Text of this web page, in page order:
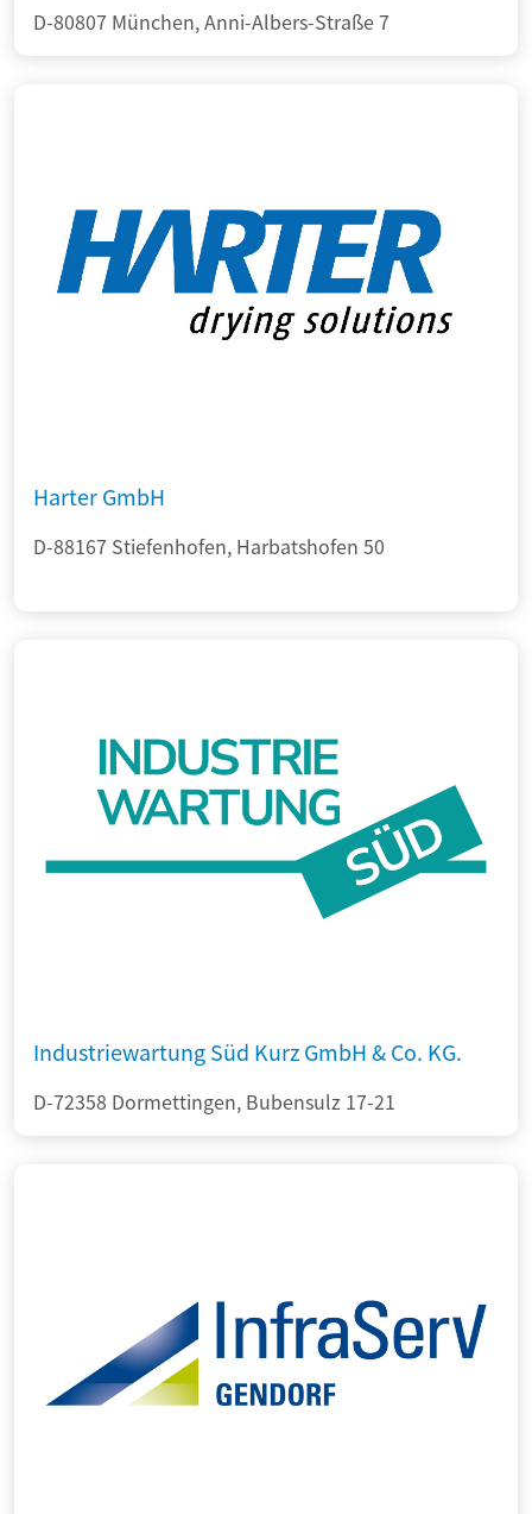
D-80807 München, Anni-Albers-Straße 7
Harter GmbH
D-88167 Stiefenhofen, Harbatshofen 50
Industriewartung Süd Kurz GmbH & Co. KG.
D-72358 Dormettingen, Bubensulz 17-21